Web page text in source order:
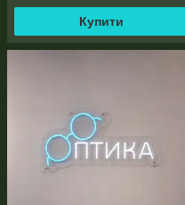
Купити